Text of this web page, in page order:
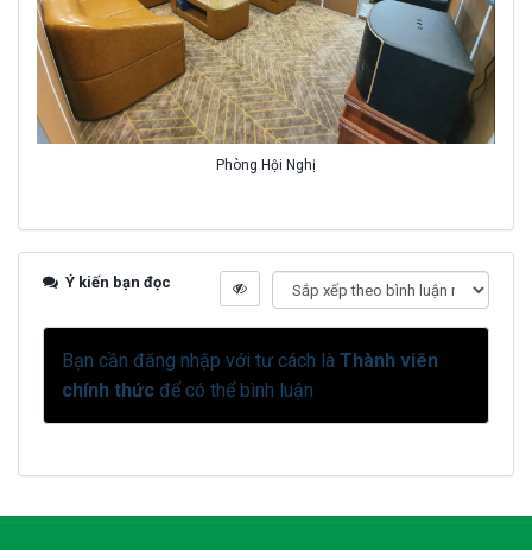
Phòng Hội Nghị
Ý kiến bạn đọc
Bạn cần đăng nhập với tư cách là Thành viên
chính thức để có thể bình luận